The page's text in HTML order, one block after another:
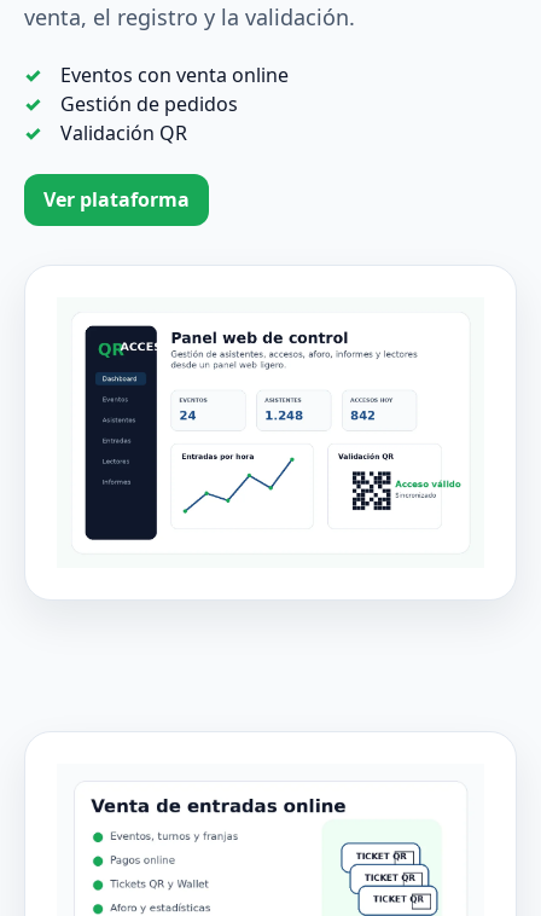
venta, el registro y la validación.
Eventos con venta online
Gestión de pedidos
Validación QR
Ver plataforma